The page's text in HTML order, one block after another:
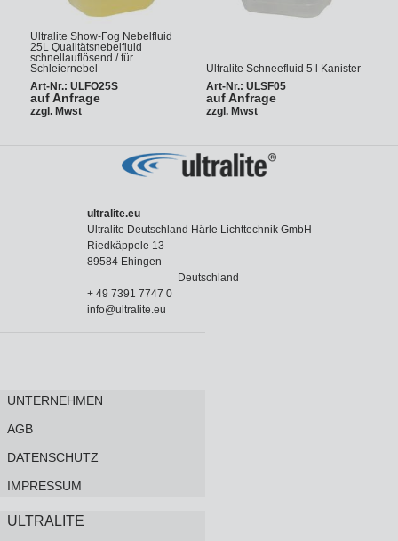
Ultralite Show-Fog Nebelfluid
25L Qualitätsnebelfluid
schnellauflösend / für
Schleiernebel
Art-Nr.: ULFO25S
auf Anfrage
zzgl. Mwst
Ultralite Schneefluid 5 l Kanister
Art-Nr.: ULSF05
auf Anfrage
zzgl. Mwst
ultralite.eu
Ultralite Deutschland Härle Lichttechnik GmbH
Riedkäppele 13
89584 Ehingen
Deutschland
+ 49 7391 7747 0
info@ultralite.eu
UNTERNEHMEN
AGB
DATENSCHUTZ
IMPRESSUM
ULTRALITE